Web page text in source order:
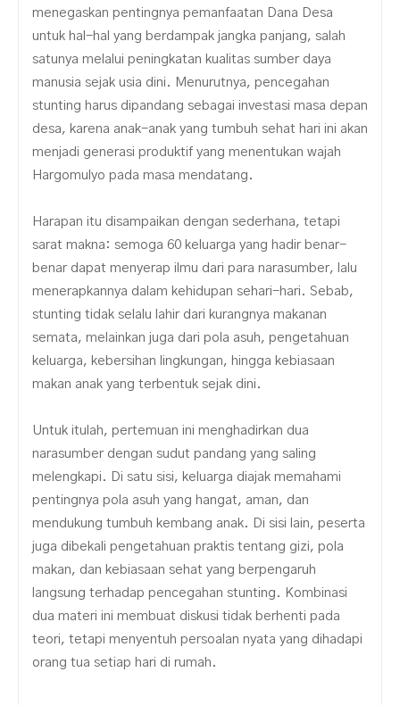
menegaskan pentingnya pemanfaatan Dana Desa
untuk hal-hal yang berdampak jangka panjang, salah
satunya melalui peningkatan kualitas sumber daya
manusia sejak usia dini. Menurutnya, pencegahan
stunting harus dipandang sebagai investasi masa depan
desa, karena anak-anak yang tumbuh sehat hari ini akan
menjadi generasi produktif yang menentukan wajah
Hargomulyo pada masa mendatang.
Harapan itu disampaikan dengan sederhana, tetapi
sarat makna: semoga 60 keluarga yang hadir benar-
benar dapat menyerap ilmu dari para narasumber, lalu
menerapkannya dalam kehidupan sehari-hari. Sebab,
stunting tidak selalu lahir dari kurangnya makanan
semata, melainkan juga dari pola asuh, pengetahuan
keluarga, kebersihan lingkungan, hingga kebiasaan
makan anak yang terbentuk sejak dini.
Untuk itulah, pertemuan ini menghadirkan dua
narasumber dengan sudut pandang yang saling
melengkapi. Di satu sisi, keluarga diajak memahami
pentingnya pola asuh yang hangat, aman, dan
mendukung tumbuh kembang anak. Di sisi lain, peserta
juga dibekali pengetahuan praktis tentang gizi, pola
makan, dan kebiasaan sehat yang berpengaruh
langsung terhadap pencegahan stunting. Kombinasi
dua materi ini membuat diskusi tidak berhenti pada
teori, tetapi menyentuh persoalan nyata yang dihadapi
orang tua setiap hari di rumah.